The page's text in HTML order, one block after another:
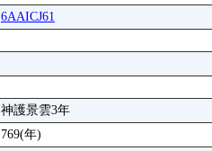
6AAICJ61
神護景雲3年
769(年)